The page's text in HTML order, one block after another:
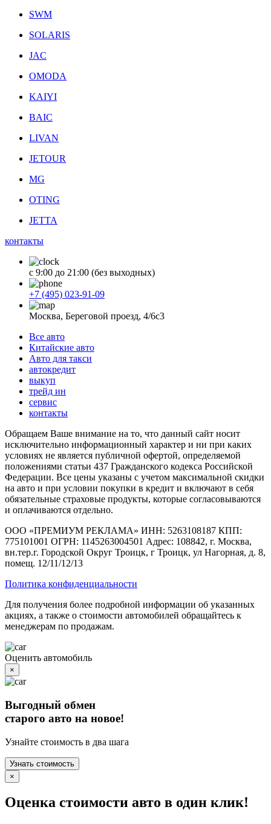
SWM
SOLARIS
JAC
OMODA
KAIYI
BAIC
LIVAN
JETOUR
MG
OTING
JETTA
контакты
с 9:00 до 21:00 (без выходных)
+7 (495) 023-91-09
Москва, Береговой проезд, 4/6с3
Все авто
Китайские авто
Авто для такси
автокредит
выкуп
трейд ин
сервис
контакты
Обращаем Ваше внимание на то, что данный сайт носит
исключительно информационный характер и ни при каких
условиях не является публичной офертой, определяемой
положениями статьи 437 Гражданского кодекса Российской
Федерации. Все цены указаны с учетом максимальной скидки
на авто и при условии покупки в кредит и включают в себя
обязательные страховые продукты, которые согласовываются
и оплачиваются отдельно.
ООО «ПРЕМИУМ РЕКЛАМА» ИНН: 5263108187 КПП:
775101001 ОГРН: 1145263004501 Адрес: 108842, г. Москва,
вн.тер.г. Городской Округ Троицк, г Троицк, ул Нагорная, д. 8,
помещ. 12/11/12/13
Политика конфиденциальности
Для получения более подробной информации об указанных
акциях, а также о стоимости автомобилей обращайтесь к
менеджерам по продажам.
Оценить автомобиль
×
Выгодный обмен
старого авто на новое!
Узнайте стоимость в два шага
Узнать стоимость
×
Оценка стоимости авто в один клик!